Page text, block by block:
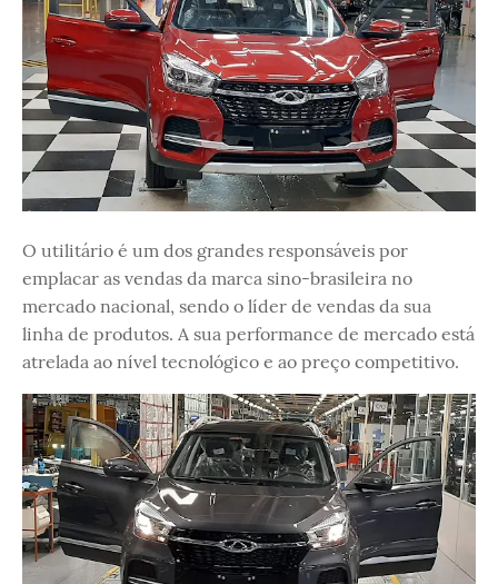
O utilitário é um dos grandes responsáveis por
emplacar as vendas da marca sino-brasileira no
mercado nacional, sendo o líder de vendas da sua
linha de produtos. A sua performance de mercado está
atrelada ao nível tecnológico e ao preço competitivo.